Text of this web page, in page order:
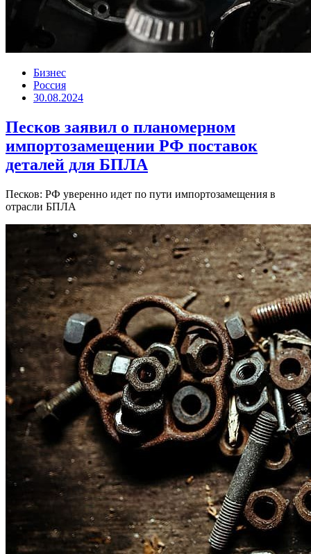
Бизнес
Россия
30.08.2024
Песков заявил о планомерном
импортозамещении РФ поставок
деталей для БПЛА
Песков: РФ уверенно идет по пути импортозамещения в
отрасли БПЛА